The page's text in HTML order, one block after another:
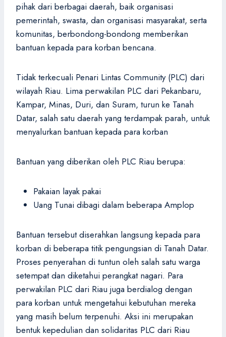
pihak dari berbagai daerah, baik organisasi
pemerintah, swasta, dan organisasi masyarakat, serta
komunitas, berbondong-bondong memberikan
bantuan kepada para korban bencana.
Tidak terkecuali Penari Lintas Community (PLC) dari
wilayah Riau. Lima perwakilan PLC dari Pekanbaru,
Kampar, Minas, Duri, dan Suram, turun ke Tanah
Datar, salah satu daerah yang terdampak parah, untuk
menyalurkan bantuan kepada para korban
Bantuan yang diberikan oleh PLC Riau berupa:
Pakaian layak pakai
Uang Tunai dibagi dalam beberapa Amplop
Bantuan tersebut diserahkan langsung kepada para
korban di beberapa titik pengungsian di Tanah Datar.
Proses penyerahan di tuntun oleh salah satu warga
setempat dan diketahui perangkat nagari. Para
perwakilan PLC dari Riau juga berdialog dengan
para korban untuk mengetahui kebutuhan mereka
yang masih belum terpenuhi. Aksi ini merupakan
bentuk kepedulian dan solidaritas PLC dari Riau